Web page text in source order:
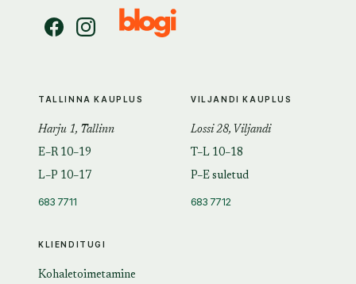
KLIENDITUGI
Kohaletoimetamine
TALLINNA KAUPLUS
Harju 1, Tallinn
E–R 10–19
L–P 10–17
683 7711
VILJANDI KAUPLUS
Lossi 28, Viljandi
T–L 10–18
P–E suletud
683 7712